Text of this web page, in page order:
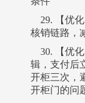
29. 【优
核销链路，
30. 【优
辑，支付后
开柜三次，
开柜门的问